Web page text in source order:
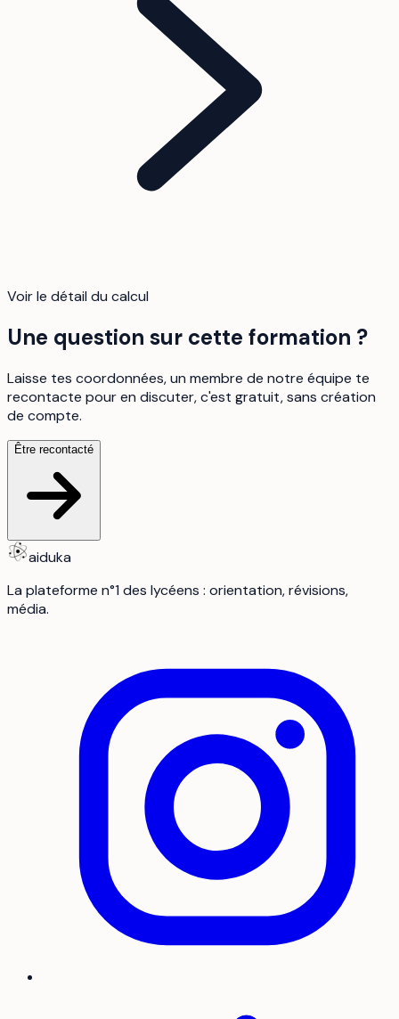
Voir le détail du calcul
Une question sur cette formation ?
Laisse tes coordonnées, un membre de notre équipe te
recontacte pour en discuter, c'est gratuit, sans création
de compte.
Être recontacté
aiduka
La plateforme n°1 des lycéens : orientation, révisions,
média.